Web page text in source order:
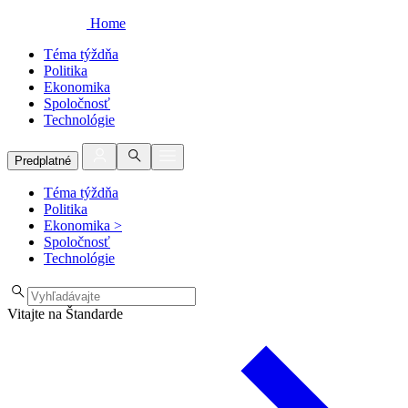
Home
Téma týždňa
Politika
Ekonomika
Spoločnosť
Technológie
Predplatné
Téma týždňa
Politika
Ekonomika >
Spoločnosť
Technológie
Vitajte na Štandarde